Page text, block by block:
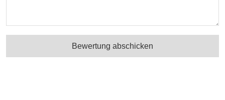
Bewertung abschicken